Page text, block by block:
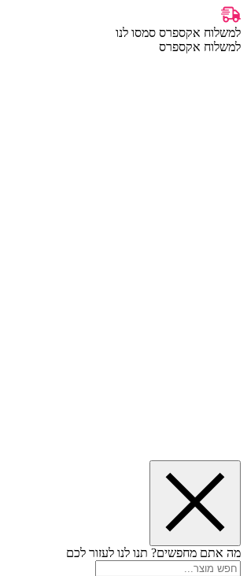
למשלוח אקספרס סמסו לנו
למשלוח אקספרס
מה אתם מחפשים? תנו לנו לעזור לכם